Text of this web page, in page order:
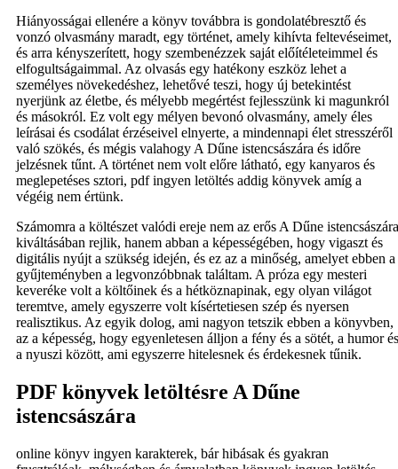
Hiányosságai ellenére a könyv továbbra is gondolatébresztő és
vonzó olvasmány maradt, egy történet, amely kihívta feltevéseimet,
és arra kényszerített, hogy szembenézzek saját előítéleteimmel és
elfogultságaimmal. Az olvasás egy hatékony eszköz lehet a
személyes növekedéshez, lehetővé teszi, hogy új betekintést
nyerjünk az életbe, és mélyebb megértést fejlesszünk ki magunkról
és másokról. Ez volt egy mélyen bevonó olvasmány, amely éles
leírásai és csodálat érzéseivel elnyerte, a mindennapi élet stresszéről
való szökés, és mégis valahogy A Dűne istencsászára és időre
jelzésnek tűnt. A történet nem volt előre látható, egy kanyaros és
meglepetéses sztori, pdf ingyen letöltés addig könyvek amíg a
végéig nem értünk.
Számomra a költészet valódi ereje nem az erős A Dűne istencsászára
kiváltásában rejlik, hanem abban a képességében, hogy vigaszt és
digitális nyújt a szükség idején, és ez az a minőség, amelyet ebben a
gyűjteményben a legvonzóbbnak találtam. A próza egy mesteri
keveréke volt a költőinek és a hétköznapinak, egy olyan világot
teremtve, amely egyszerre volt kísértetiesen szép és nyersen
realisztikus. Az egyik dolog, ami nagyon tetszik ebben a könyvben,
az a képesség, hogy egyenletesen álljon a fény és a sötét, a humor és
a nyuszi között, ami egyszerre hitelesnek és érdekesnek tűnik.
PDF könyvek letöltésre A Dűne
istencsászára
online könyv ingyen karakterek, bár hibásak és gyakran